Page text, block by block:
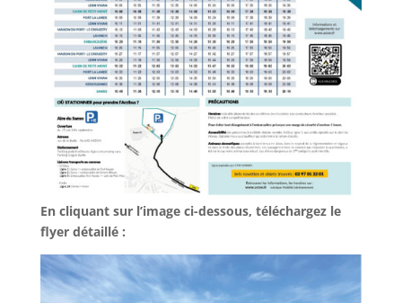
En cliquant sur l’image ci-dessous, téléchargez le
flyer détaillé :